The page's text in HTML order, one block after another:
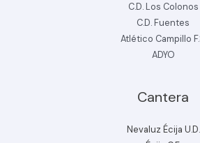
C.D. Los Colonos
C.D. Fuentes
Atlético Campillo
ADYO
Cantera
Nevaluz Écija U.D.